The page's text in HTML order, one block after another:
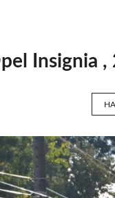
Insignia ,